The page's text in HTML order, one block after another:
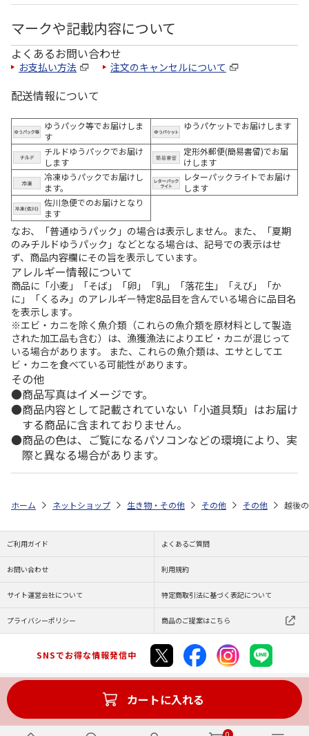
マークや記載内容について
よくあるお問い合わせ
お支払い方法 注文のキャンセルについて
配送情報について
ゆうパック等でお届けしま
す
ゆうパケットでお届けします
チルドゆうパックでお届け
します
定形外郵便(簡易書留)でお届
けします
冷凍ゆうパックでお届けし
ます。
レターパックライトでお届け
します
佐川急便でのお届けとなり
ます
なお、「普通ゆうパック」の場合は表示しません。また、「夏期
のみチルドゆうパック」などとなる場合は、記号での表示はせ
ず、商品内容欄にその旨を表示しています。
アレルギー情報について
商品に「小麦」「そば」「卵」「乳」「落花生」「えび」「か
に」「くるみ」のアレルギー特定8品目を含んでいる場合に品目名
を表示します。
※エビ・カニを除く魚介類（これらの魚介類を原材料として製造
された加工品も含む）は、漁獲漁法によりエビ・カニが混じって
いる場合があります。 また、これらの魚介類は、エサとしてエ
ビ・カニを食べている可能性があります。
その他
商品写真はイメージです。
商品内容として記載されていない「小道具類」はお届け
する商品に含まれておりません。
商品の色は、ご覧になるパソコンなどの環境により、実
際と異なる場合があります。
カートに入れる
ホーム ネットショップ 生き物・その他 その他 その他 越後
ご利用ガイド よくあるご質問
お問い合わせ 利用規約
サイト運営会社について 特定商取引法に基づく表記について
プライバシーポリシー 商品のご提案はこちら
SNSでお得な情報発信中